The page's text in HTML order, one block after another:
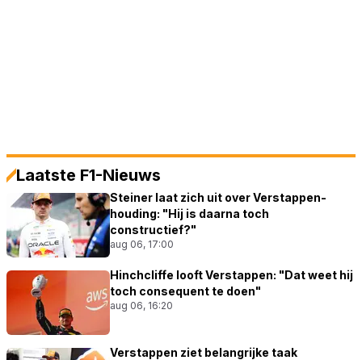
Laatste F1-Nieuws
Steiner laat zich uit over Verstappen-
houding: "Hij is daarna toch
constructief?"
aug 06, 17:00
Hinchcliffe looft Verstappen: "Dat weet hij
toch consequent te doen"
aug 06, 16:20
Verstappen ziet belangrijke taak